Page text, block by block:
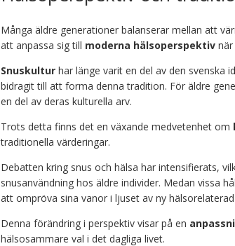
Många äldre generationer balanserar mellan att
att anpassa sig till moderna hälsoperspektiv
Snuskultur har länge varit en del av den svenska
bidragit till att forma denna tradition. För äldre
en del av deras kulturella arv.
Trots detta finns det en växande medvetenhet om
traditionella värderingar.
Debatten kring snus och hälsa har intensifierats,
snusanvändning hos äldre individer. Medan vissa
att ompröva sina vanor i ljuset av ny
Denna förändring i perspektiv visar på en
hälsosammare val i det dagliga livet.